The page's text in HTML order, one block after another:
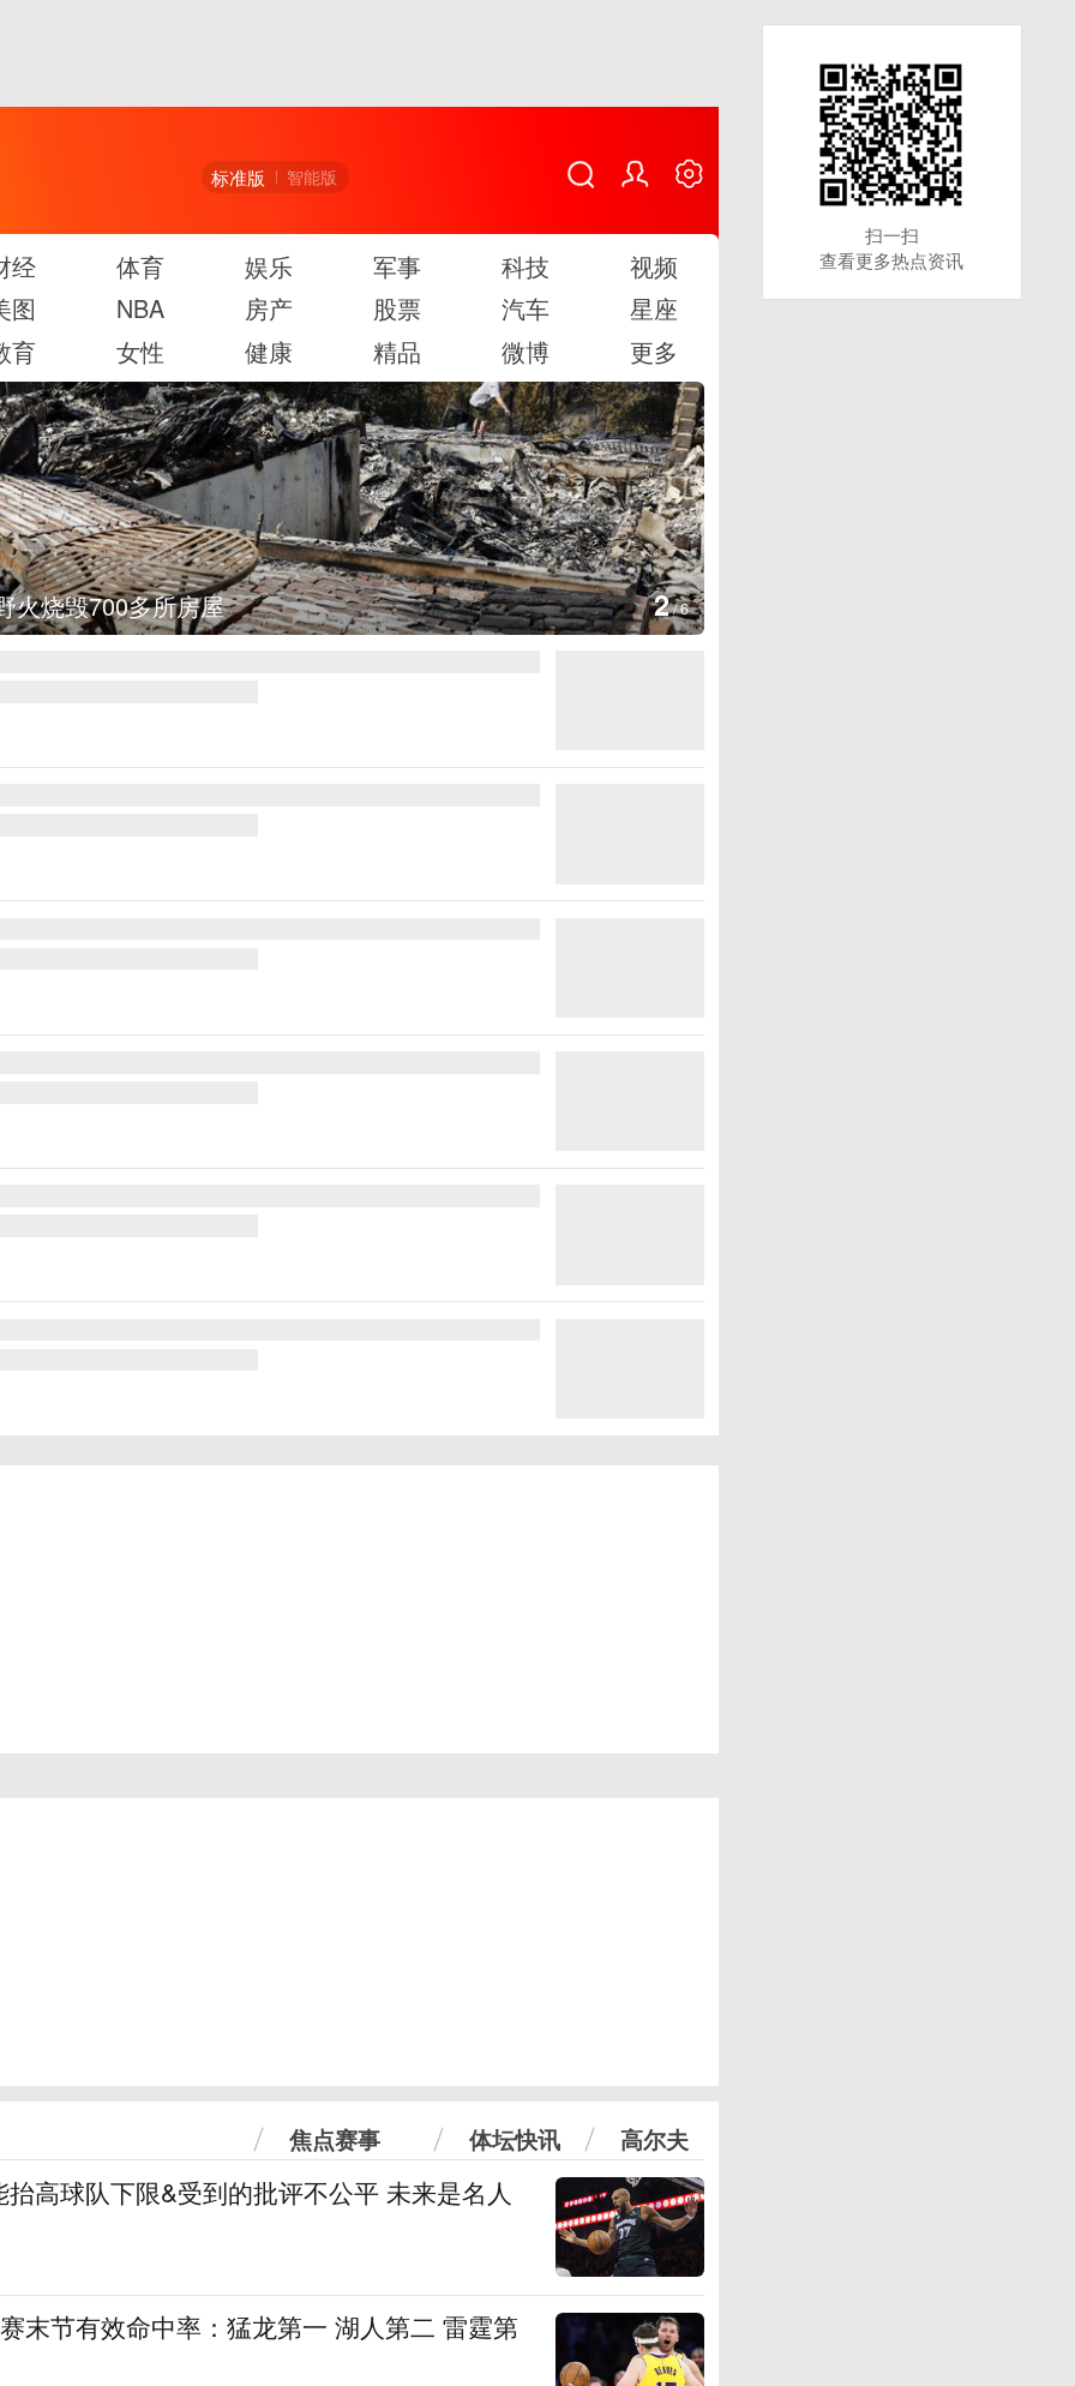
标准版 智能版
经 体育 娱乐 军事 科技
视频
图
NBA 房产 股票 汽车
星座
育
女性 健康 精品 微博 更多
火烧毁700多所房屋 2/6
焦点赛事 体坛快讯 高尔夫
高球队下限&受到的批评不公平 未来是名人
末节有效命中率：猛龙第一 湖人第二 雷霆第
扫一扫
查看更多热点资讯
扫一扫
查看更多热点资讯